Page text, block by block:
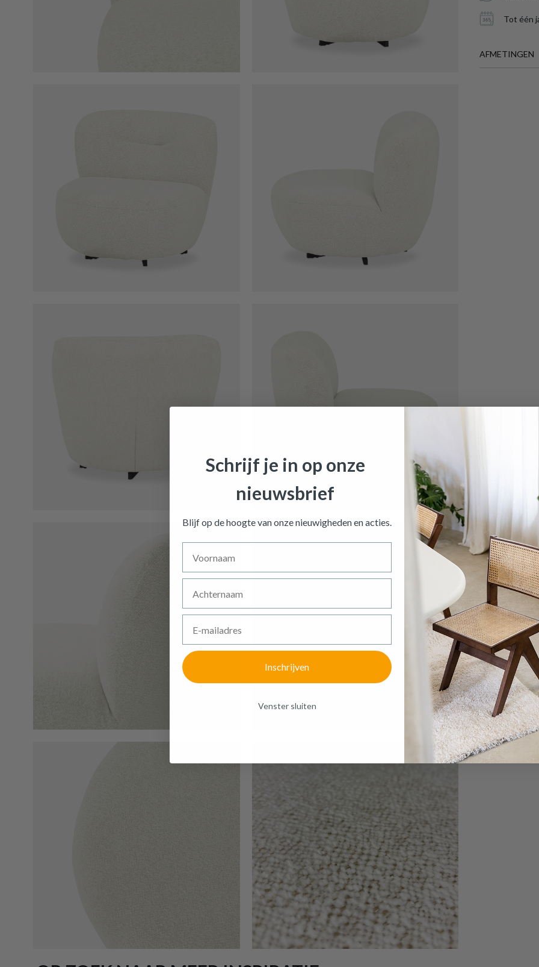
Tot één
AFMETINGEN
Draaifauteuil VICTOIRE Venro Beige B87 is toegevoegd aan je
DRAAIFAUTEUIL VICTOIRE VENRO
Prijs per stuk, incl. btw en excl. verzendkosten
GA NAAR WINKELMANDJE of verder winkelen
Schrijf je in op onze
nieuwsbrief
Blijf op de hoogte van onze nieuwigheden enacties.
Inschrijven
Venster sluiten